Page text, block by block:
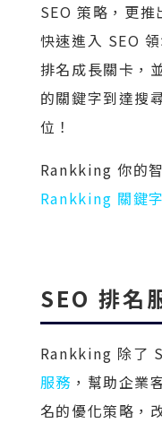
SEO 策略，更推
快速進入 SEO
排名成長關卡，
的關鍵字到達搜
位！
Rankking 你的
Rankking 關鍵
SEO 排名
Rankking 除了
服務 ，幫助企業
名的優化策略，